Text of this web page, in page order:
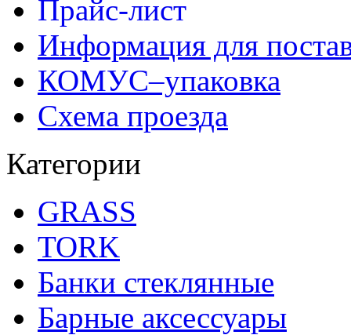
Прайс-лист
Информация для
КОМУС–упаковка
Схема проезда
Категории
GRASS
TORK
Банки стеклянные
Барные аксессуары